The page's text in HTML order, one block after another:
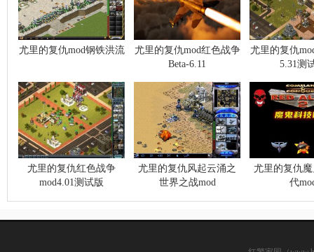
尤里的复仇mod钢铁洪流
尤里的复仇mod红色战争
Beta-6.11
尤里的复仇
5.31测
尤里的复仇红色战争
mod4.01测试版
尤里的复仇风起云涌之
世界之战mod
尤里的复仇
代